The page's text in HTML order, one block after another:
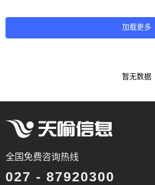
暂无数据
全国免费咨询热线
027 - 87920300